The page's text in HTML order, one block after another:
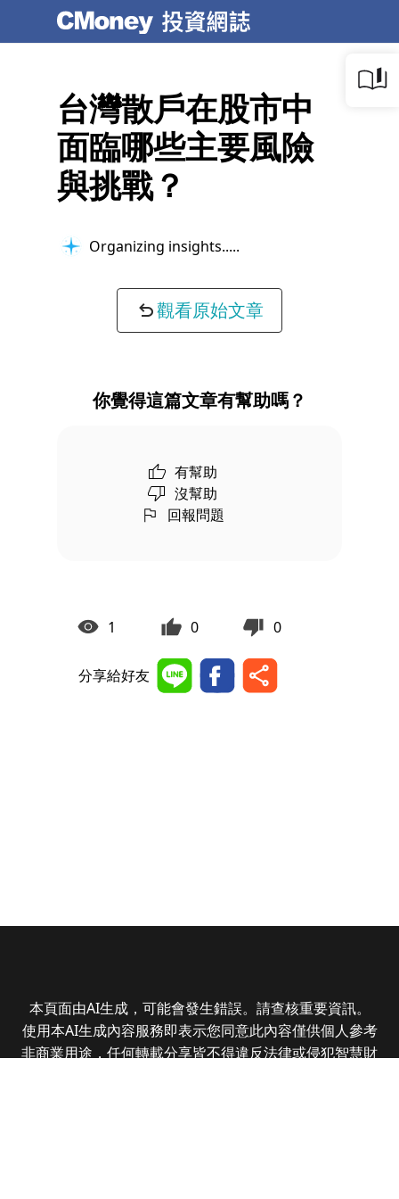
台灣散戶在股市中
面臨哪些主要風險
與挑戰？
Organizing insights...
觀看原始文章
你覺得這篇文章有幫助嗎？
有幫助
沒幫助
回報問題
1 0 0
分享給好友
本頁面由AI生成，可能會發生錯誤。請查核重要資訊。
使用本AI生成內容服務即表示您同意此內容僅供個人參考
非商業用途，任何轉載分享皆不得違反法律或侵犯智慧財